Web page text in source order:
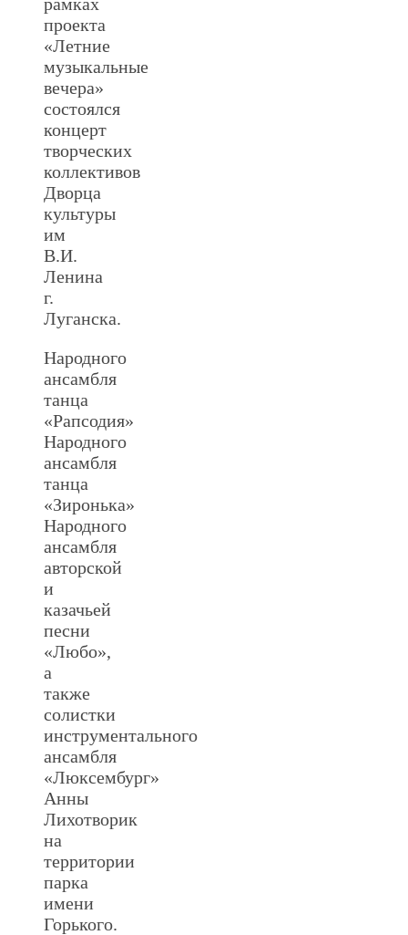
проекта
«Летние
музыкальные
вечера»
состоялся
концерт
творческих
коллективов
Дворца
культуры
им
В.И.
Ленина
г.
Луганска.
Народного
ансамбля
танца
«Рапсодия»
Народного
ансамбля
танца
«Зиронька»
Народного
ансамбля
авторской
и
казачьей
песни
«Любо»,
а
также
солистки
инструментального
ансамбля
«Люксембург»
Анны
Лихотворик
на
территории
парка
имени
Горького.